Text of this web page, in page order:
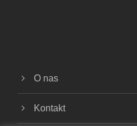
O nas
Kontakt